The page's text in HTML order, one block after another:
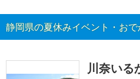
静岡県の夏休みイベント・おで
川奈いる